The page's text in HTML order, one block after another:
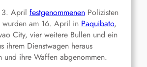
3. April festgenommenen Polizisten
am 16. April in Paquibato,
City, vier weitere Bullen und ein
ihrem Dienstwagen heraus
und ihre Waffen abgenommen.